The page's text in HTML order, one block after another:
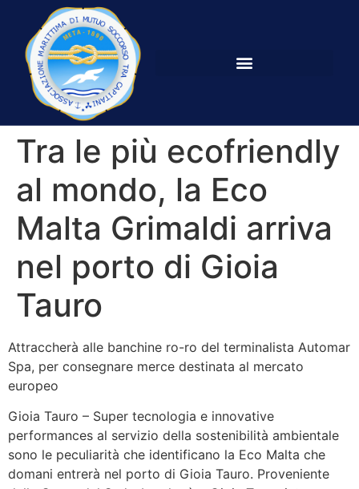
Tra le più ecofriendly
al mondo, la Eco
Malta Grimaldi arriva
nel porto di Gioia
Tauro
Attraccherà alle banchine ro-ro del terminalista Automar
Spa, per consegnare merce destinata al mercato
europeo
Gioia Tauro – Super tecnologia e innovative
performances al servizio della sostenibilità ambientale
sono le peculiarità che identificano la Eco Malta che
domani entrerà nel porto di Gioia Tauro. Proveniente